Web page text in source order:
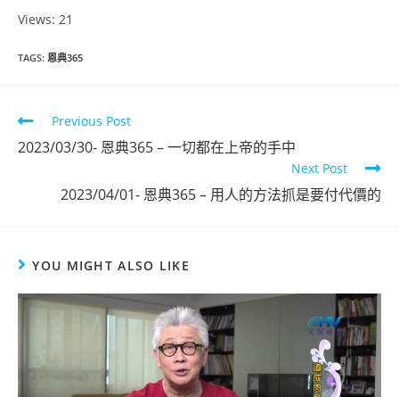
Views: 21
TAGS: 恩典365
Previous Post
2023/03/30- 恩典365 – 一切都在上帝的手中
Next Post
2023/04/01- 恩典365 – 用人的方法抓是要付代價的
YOU MIGHT ALSO LIKE